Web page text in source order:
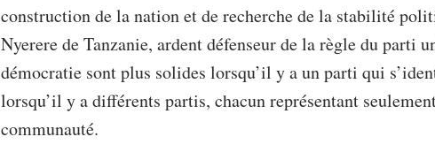
construction de la nation et de recherche de la stabilité
Nyerere de Tanzanie, ardent défenseur de la règle du parti
démocratie sont plus solides lorsqu’il y a un parti qui
lorsqu’il y a différents partis, chacun représentant
communauté.